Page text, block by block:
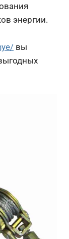
энергии.
вы